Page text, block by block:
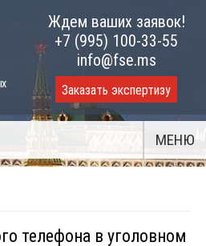
Ждем ваших заявок!
+7 (995) 100-33-55
info@fse.ms
Заказать экспертизу
МЕНЮ
телефона в уголовном